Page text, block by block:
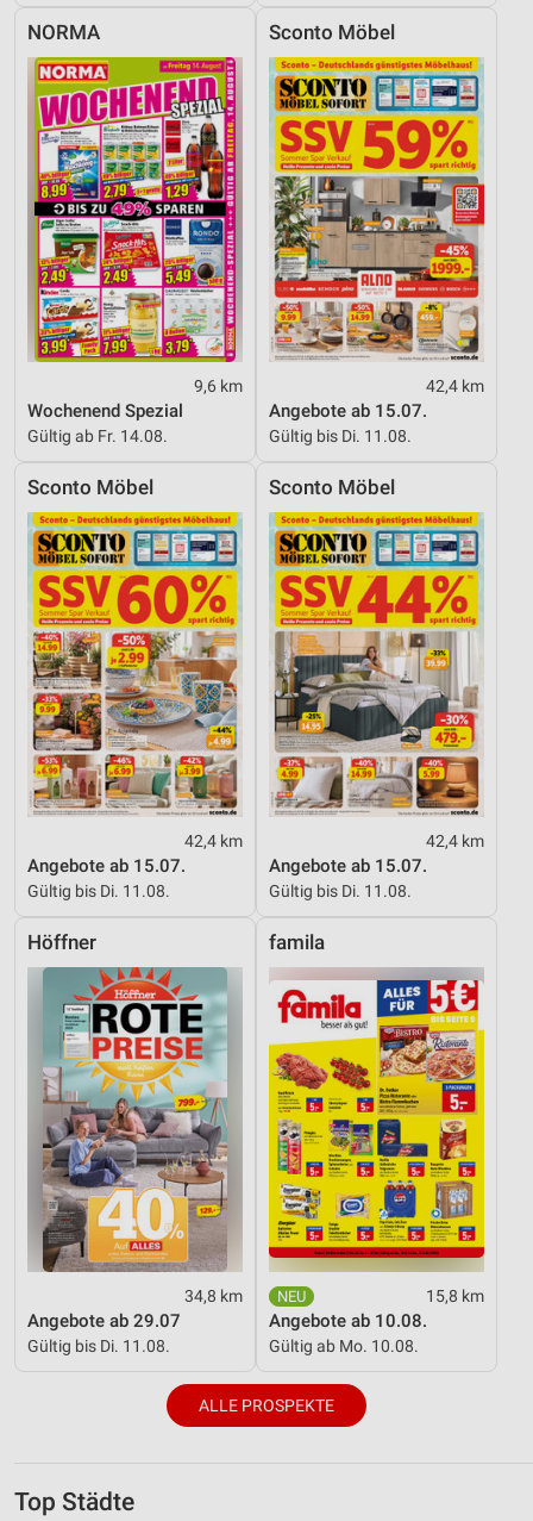
NORMA
9,6 km
Wochenend Spezial
Gültig ab Fr. 14.08.
Sconto Möbel
42,4 km
Angebote ab 15.07.
Gültig bis Di. 11.08.
Sconto Möbel
42,4 km
Angebote ab 15.07.
Gültig bis Di. 11.08.
Sconto Möbel
42,4 km
Angebote ab 15.07.
Gültig bis Di. 11.08.
Höffner
34,8 km
Angebote ab 29.07
Gültig bis Di. 11.08.
famila
15,8 km
Angebote ab 10.08.
Gültig ab Mo. 10.08.
ALLE PROSPEKTE
Top Städte